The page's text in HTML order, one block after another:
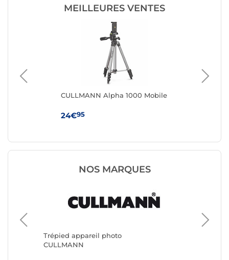
MEILLEURES VENTES
CULLMANN Alpha 1000 Mobile
24€95
NOS MARQUES
Trépied appareil photo
CULLMANN
Benro